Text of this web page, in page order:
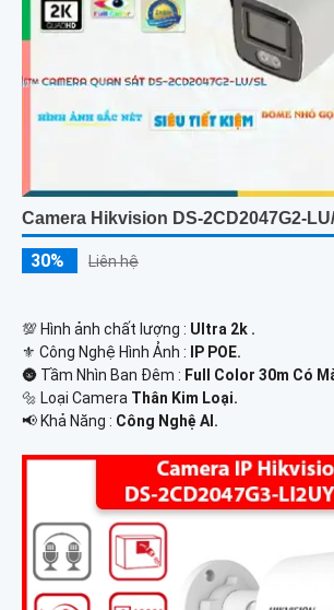
Camera Hikvision DS-2CD2047G2-
30% Liên hệ
💯 Hình ảnh chất lượng : Ultra 2k .
⚜️ Công Nghệ Hình Ảnh :
IP POE.
🌚 Tầm Nhìn Ban Đêm : Full Color 30m Có
🔩 Loại Camera Thân Kim Loại.
️📢 Khả Năng : Công Nghệ AI.